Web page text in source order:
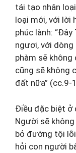
tái tạo nhân
loại mới, với lời
phúc lành:
ngươi, với
phàm sẽ
cũng sẽ không
đất nữa” (cc.9-
Điều đặc biệt ở
Người sẽ
bỏ đường tội
hỏi con người